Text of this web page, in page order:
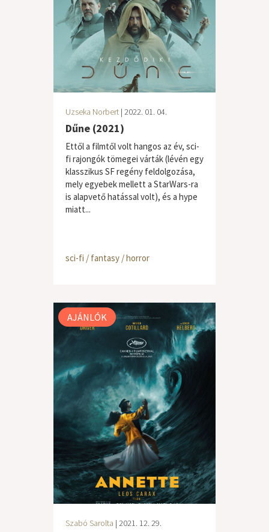
Uzseka Norbert | 2022. 01. 04.
Dűne (2021)
Ettől a filmtől volt hangos az év, sci-
fi rajongók tömegei várták (lévén egy
klasszikus SF regény feldolgozása,
mely egyebek mellett a StarWars-ra
is alapvető hatással volt), és a hype
miatt...
sci-fi / fantasy / horror
AJÁNLÓK
Szabó Sarolta | 2021. 12. 29.